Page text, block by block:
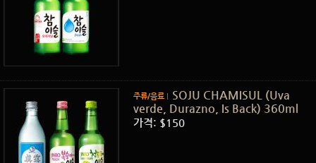
주류/음료
SOJU CHAMISUL (Uva
verde, Durazno, Is Back) 360ml
가격: $150